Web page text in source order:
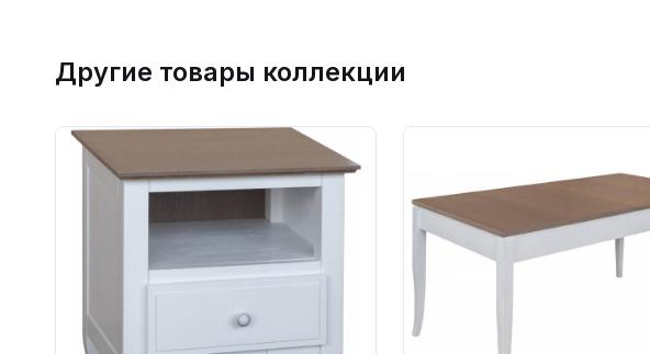
Другие товары коллекции